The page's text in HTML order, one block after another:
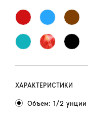
ХАРАКТЕРИСТИКИ
Объем: 1/2